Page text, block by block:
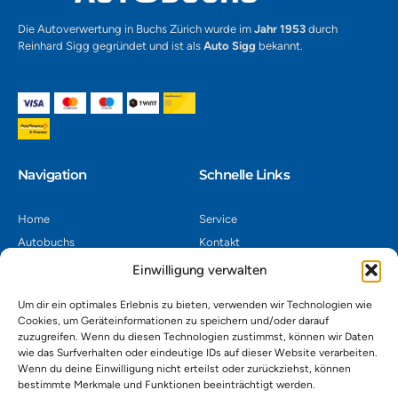
Einwilligung verwalten
Um dir ein optimales Erlebnis zu bieten, verwenden wir Technologien wie
Cookies, um Geräteinformationen zu speichern und/oder darauf
zuzugreifen. Wenn du diesen Technologien zustimmst, können wir Daten
wie das Surfverhalten oder eindeutige IDs auf dieser Website verarbeiten.
Wenn du deine Einwilligung nicht erteilst oder zurückziehst, können
bestimmte Merkmale und Funktionen beeinträchtigt werden.
Die Autoverwertung in Buchs Zürich wurde im Jahr 1953durch
Reinhard Sigg gegründet und ist als Auto Sigg bekannt.
Navigation​
Home
Autobuchs
Shop
Schnelle Links
Service
Kontakt
Impressum
AGB
Kontakt
Autoverwertung Khatib GmbH, Riedackerweg 14, 8107 Buchs,